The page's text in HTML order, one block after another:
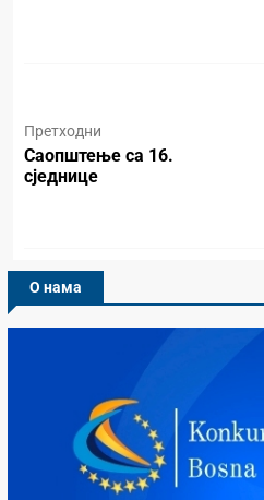
Претходни
Саопштење са 16.
сједнице
О нама